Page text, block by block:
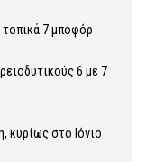
τοπικά 7 μποφόρ
6 με 7
κυρίως στο Ιόνιο